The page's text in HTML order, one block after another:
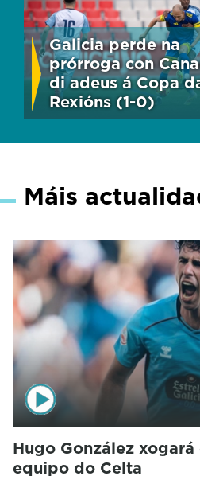
Galicia perde na
prórroga con
di adeus á Copa
Rexións (1-0)
Máis
Hugo González
equipo do Celta